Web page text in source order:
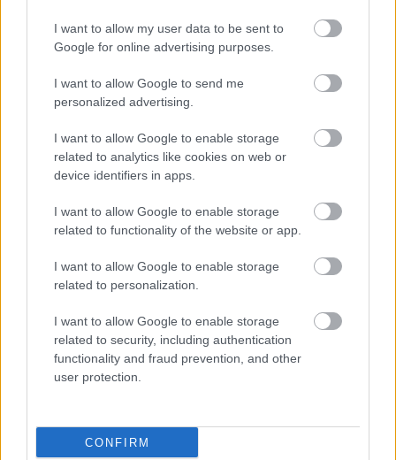
I want to allow my user data to be sent to
Google for online advertising purposes.
I want to allow Google to send me
personalized advertising.
I want to allow Google to enable storage
related to analytics like cookies on web or
device identifiers in apps.
I want to allow Google to enable storage
related to functionality of the website or app.
I want to allow Google to enable storage
related to personalization.
I want to allow Google to enable storage
related to security, including authentication
functionality and fraud prevention, and other
user protection.
CONFIRM
Hogyan alakul a display piac
A New York-ban megrendezésre kerülő Internet
Week konferencián Neal Mohan, a Google Display
Advertising alelnöke, tartotta a keynote előadást,
melyben a display piac várható jövőjéről beszélt.
Szót ejtett többek között a hirdetések számáról,
engagementről, mérésről és a…
Hogyan hat a célzás a pénztárcákra
•2011. május 20.
Az online hirdetések adta célzási megoldások
lehetővé teszik a hirdetőknek, hogy hatékonyan
elérjék a célcsoportjukat, és csökkentsék a
meddőszórásukat. De vajon hányan használják ki az
hogyan hat a költésekre?…